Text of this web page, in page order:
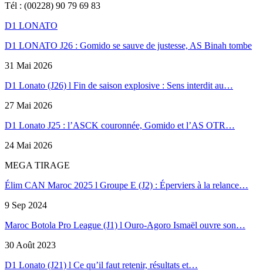
Tél : (00228) 90 79 69 83
D1 LONATO
D1 LONATO J26 : Gomido se sauve de justesse, AS Binah tombe
31 Mai 2026
D1 Lonato (J26) l Fin de saison explosive : Sens interdit au…
27 Mai 2026
D1 Lonato J25 : l’ASCK couronnée, Gomido et l’AS OTR…
24 Mai 2026
MEGA TIRAGE
Élim CAN Maroc 2025 l Groupe E (J2) : Éperviers à la relance…
9 Sep 2024
Maroc Botola Pro League (J1) l Ouro-Agoro Ismaël ouvre son…
30 Août 2023
D1 Lonato (J21) l Ce qu’il faut retenir, résultats et…